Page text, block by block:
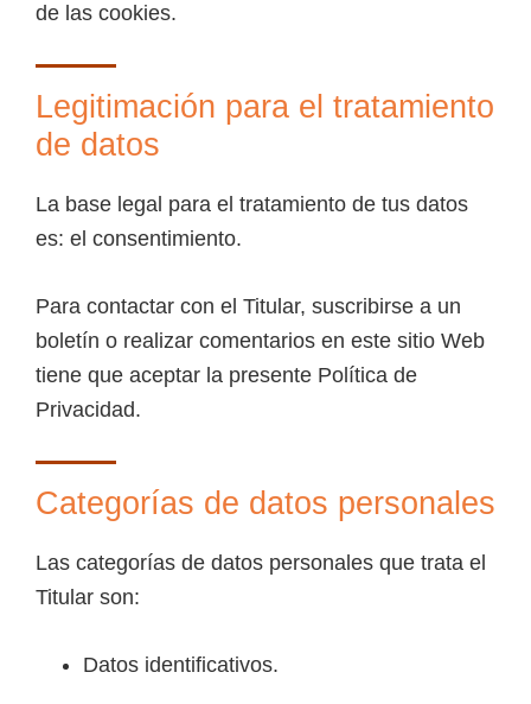
de las cookies.
Legitimación para el tratamiento
de datos
La base legal para el tratamiento de tus datos
es: el consentimiento.
Para contactar con el Titular, suscribirse a un
boletín o realizar comentarios en este sitio Web
tiene que aceptar la presente Política de
Privacidad.
Categorías de datos personales
Las categorías de datos personales que trata el
Titular son:
Datos identificativos.